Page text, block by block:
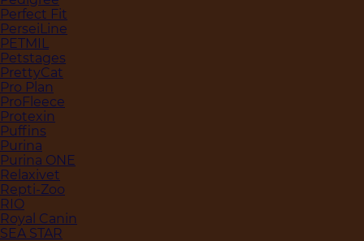
Perfect Fit
PerseiLine
PETMIL
Petstages
PrettyCat
Pro Plan
ProFleece
Protexin
Puffins
Purina
Purina ONE
Relaxivet
Repti-Zoo
RIO
Royal Canin
SEA STAR